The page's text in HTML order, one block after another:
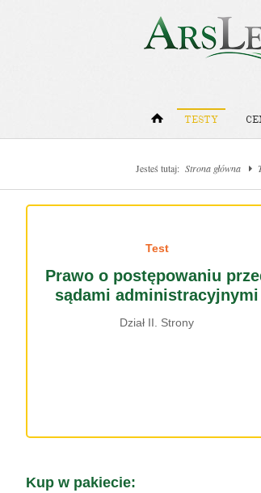
TESTY
Jesteś tutaj: Strona główna
Test
Prawo o postępowaniu
sądami administracyjnymi
Dział II. Strony
Kup w pakiecie: